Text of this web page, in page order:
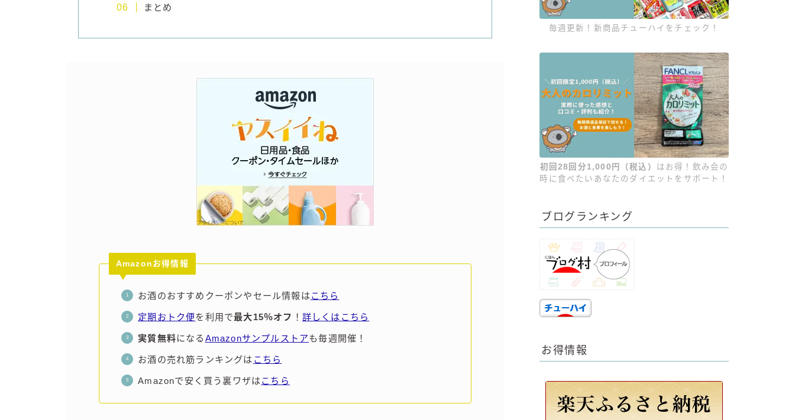
まとめ
Amazonお得情報
お酒のおすすめクーポンやセール情報はこちら
定期おトク便を利用で最大15％オフ ！ 詳しくはこちら
実質無料になる Amazonサンプルストアも毎週開催！
お酒の売れ筋ランキングは こちら
Amazonで安く買う裏ワザはこちら
毎週更新！新商品チューハイをチェック！
初回28回分1,000円（税込） はお得！飲み会の
時に食べたいあなたのダイエットをサポート！
ブログランキング
お得情報